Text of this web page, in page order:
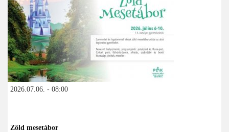
2026.07.06. - 08:00
Zöld mesetábor